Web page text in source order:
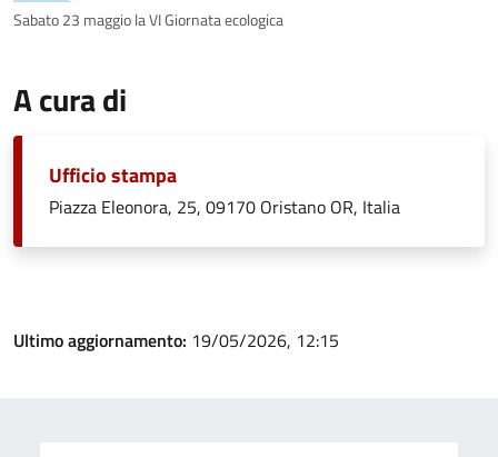
Sabato 23 maggio la VI Giornata ecologica
A cura di
Ufficio stampa
Piazza Eleonora, 25, 09170 Oristano OR, Italia
Ultimo aggiornamento: 19/05/2026, 12:15